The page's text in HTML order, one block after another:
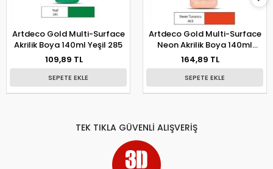
Artdeco Gold Multi-Surface
Akrilik Boya 140ml Yeşil 285
109,89 TL
SEPETE EKLE
Artdeco Gold Multi-Surface
Neon Akrilik Boya 140ml
Neon Turuncu 403
164,89 TL
SEPETE EKLE
TEK TIKLA GÜVENLİ ALIŞVERİŞ